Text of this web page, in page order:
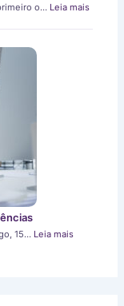
o… Leia mais
15… Leia mais